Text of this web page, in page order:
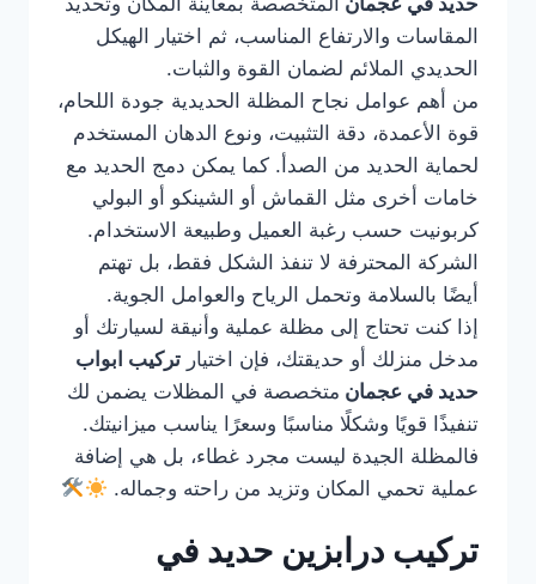
المقاسات والارتفاع المناسب، ثم اختيار الهيكل
الحديدي الملائم لضمان القوة والثبات.
من أهم عوامل نجاح المظلة الحديدية جودة اللحام،
قوة الأعمدة، دقة التثبيت، ونوع الدهان المستخدم
لحماية الحديد من الصدأ. كما يمكن دمج الحديد مع
خامات أخرى مثل القماش أو الشينكو أو البولي
كربونيت حسب رغبة العميل وطبيعة الاستخدام.
الشركة المحترفة لا تنفذ الشكل فقط، بل تهتم
أيضًا بالسلامة وتحمل الرياح والعوامل الجوية.
إذا كنت تحتاج إلى مظلة عملية وأنيقة لسيارتك أو
مدخل منزلك أو حديقتك، فإن اختيار تركيب ابواب
حديد في عجمان متخصصة في المظلات يضمن لك
تنفيذًا قويًا وشكلًا مناسبًا وسعرًا يناسب ميزانيتك.
فالمظلة الجيدة ليست مجرد غطاء، بل هي إضافة
عملية تحمي المكان وتزيد من راحته وجماله.
تركيب درابزين حديد في